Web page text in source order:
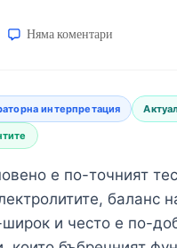
Няма коментари
интерпретация
е по-точният
баланс
и често е по-